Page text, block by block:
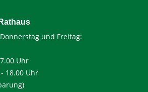
und Freitag:
Uhr
18.00 Uhr